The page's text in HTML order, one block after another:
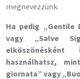
megnevezzünk.
Ha pedig „Gentile
vagy „Salve
használhatsz,
giornata” vagy